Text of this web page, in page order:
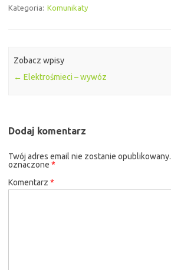
Kategoria: Komunikaty
Zobacz wpisy
← Elektrośmieci – wywóz
Dodaj komentarz
Twój adres email nie zostanie opublikowany.
oznaczone *
Komentarz *